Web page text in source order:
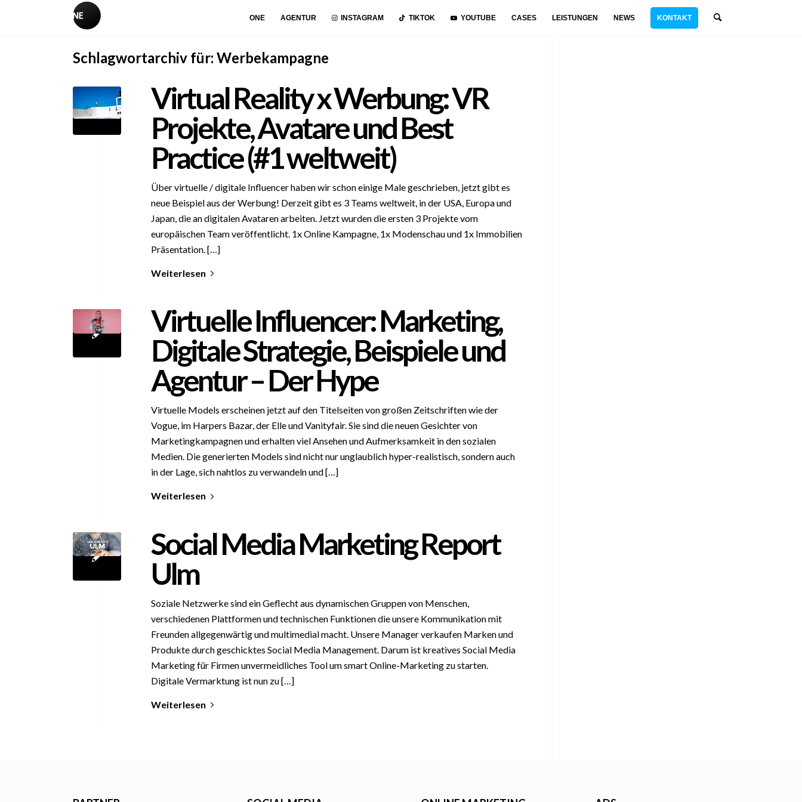
ONE AGENTUR INSTAGRAM TIKTOK YOUTUBE CASES LEISTUNGEN NEWS KONTAKT
Schlagwortarchiv für: Werbekampagne
Virtual Reality x Werbung: VR
Projekte, Avatare und Best
Practice (#1 weltweit)
Über virtuelle / digitale Influencer haben wir schon einige Male geschrieben, jetzt gibt es
neue Beispiel aus der Werbung! Derzeit gibt es 3 Teams weltweit, in der USA, Europa und
Japan, die an digitalen Avataren arbeiten. Jetzt wurden die ersten 3 Projekte vom
europäischen Team veröffentlicht. 1x Online Kampagne, 1x Modenschau und 1x Immobilien
Präsentation. […]
Weiterlesen
Virtuelle Influencer: Marketing,
Digitale Strategie, Beispiele und
Agentur – Der Hype
Virtuelle Models erscheinen jetzt auf den Titelseiten von großen Zeitschriften wie der
Vogue, im Harpers Bazar, der Elle und Vanityfair. Sie sind die neuen Gesichter von
Marketingkampagnen und erhalten viel Ansehen und Aufmerksamkeit in den sozialen
Medien. Die generierten Models sind nicht nur unglaublich hyper-realistisch, sondern auch
in der Lage, sich nahtlos zu verwandeln und […]
Weiterlesen
Social Media Marketing Report
Ulm
Soziale Netzwerke sind ein Geflecht aus dynamischen Gruppen von Menschen,
verschiedenen Plattformen und technischen Funktionen die unsere Kommunikation mit
Freunden allgegenwärtig und multimedial macht. Unsere Manager verkaufen Marken und
Produkte durch geschicktes Social Media Management. Darum ist kreatives Social Media
Marketing für Firmen unvermeidliches Tool um smart Online-Marketing zu starten.
Digitale Vermarktung ist nun zu […]
Weiterlesen